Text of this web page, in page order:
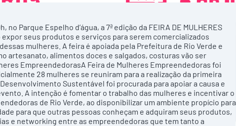
Parque Espelho d’água, a 7ª edição da FEIRA DE MULHERES
expor seus produtos e serviços para serem comercializados
mulheres. A feira é apoiada pela Prefeitura de Rio Verde e
artesanato, alimentos doces e salgados, costuras vão ser
EmpreendedorasA Feira de Mulheres Empreendedoras foi
28 mulheres se reuniram para a realização da primeira
Sustentável foi procurada para apoiar a causa e
A intenção é fomentar o trabalho das mulheres e incentivar o
de Rio Verde, ao disponibilizar um ambiente propício para
para que outras pessoas conheçam e adquiram seus produtos,
e networking entre as empreendedoras que tem tanto a